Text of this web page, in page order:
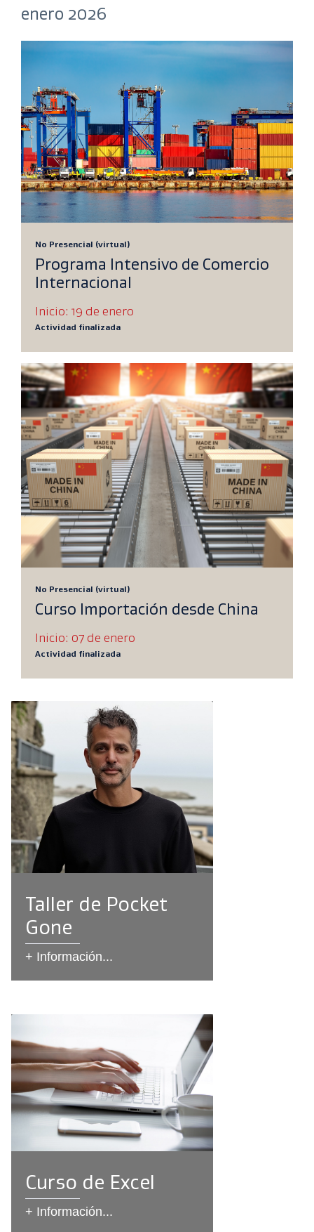
enero 2026
No Presencial (virtual)
Programa Intensivo de Comercio
Internacional
Inicio: 19 de enero
Actividad finalizada
No Presencial (virtual)
Curso Importación desde China
Inicio: 07 de enero
Actividad finalizada
Taller de Pocket
Gone
+ Información...
Curso de Excel
+ Información...